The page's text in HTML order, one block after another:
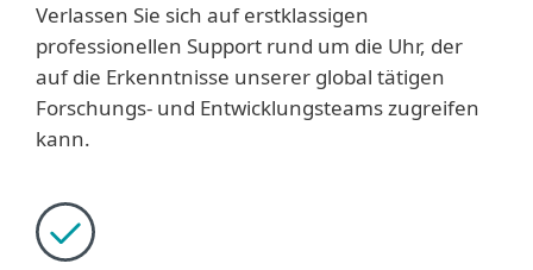
Verlassen Sie sich auf erstklassigen
professionellen Support rund um die Uhr, der
auf die Erkenntnisse unserer global tätigen
Forschungs- und Entwicklungsteams zugreifen
kann.